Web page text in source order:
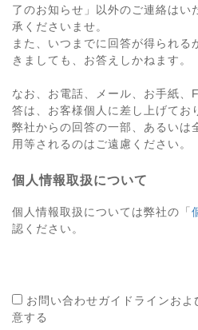
了のお知らせ」以外のご連絡はい
承くださいませ。
また、いつまでに回答が得られる
きましても、お答えしかねます。
なお、お電話、メール、お手紙、
答は、お客様個人に差し上げてお
弊社からの回答の一部、あるいは
用等されるのはご遠慮ください。
個人情報取扱について
個人情報取扱については弊社の「
認ください。
お問い合わせガイドラインお
意する